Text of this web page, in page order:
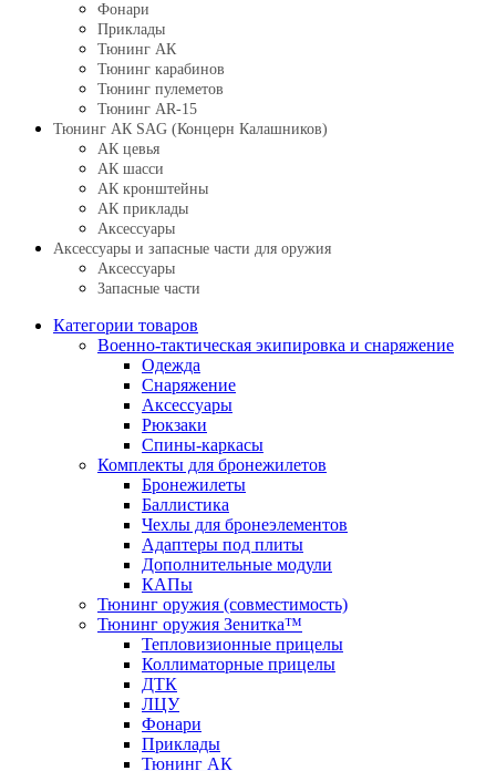
Фонари
Приклады
Тюнинг АК
Тюнинг карабинов
Тюнинг пулеметов
Тюнинг AR-15
Тюнинг АК SAG (Концерн Калашников)
АК цевья
АК шасси
АК кронштейны
АК приклады
Аксессуары
Аксессуары и запасные части для оружия
Аксессуары
Запасные части
Категории товаров
Военно-тактическая экипировка и снаряжение
Одежда
Снаряжение
Аксессуары
Рюкзаки
Спины-каркасы
Комплекты для бронежилетов
Бронежилеты
Баллистика
Чехлы для бронеэлементов
Адаптеры под плиты
Дополнительные модули
КАПы
Тюнинг оружия (совместимость)
Тюнинг оружия Зенитка™
Тепловизионные прицелы
Коллиматорные прицелы
ДТК
ЛЦУ
Фонари
Приклады
Тюнинг АК